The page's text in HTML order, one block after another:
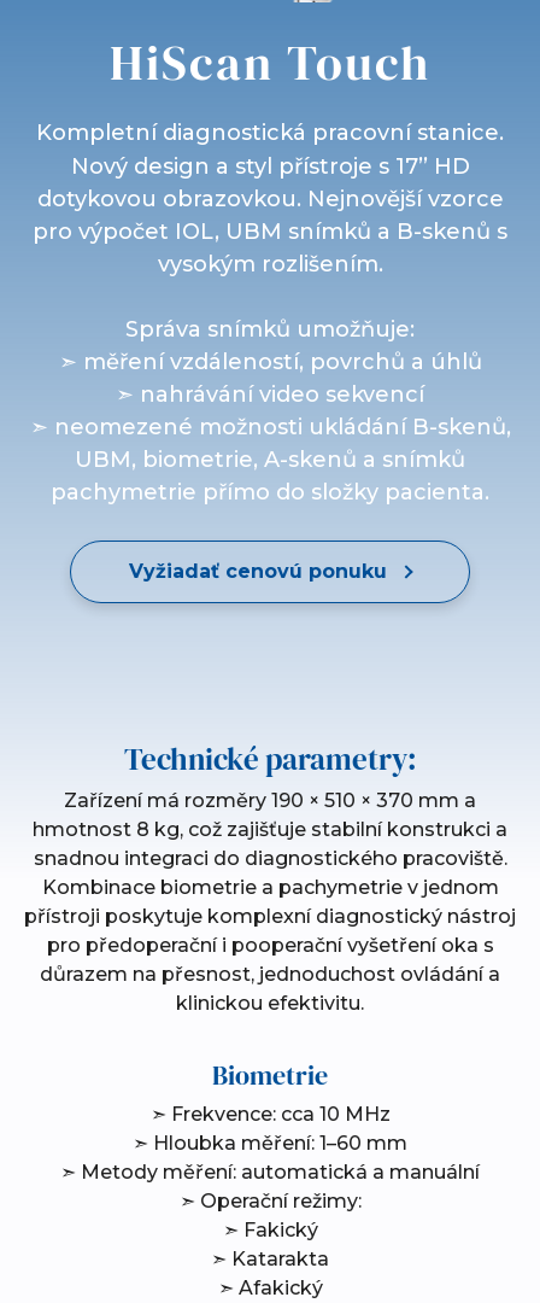
HiScan Touch
Kompletní diagnostická pracovní stanice.
Nový design a styl přístroje s 17’’ HD
dotykovou obrazovkou. Nejnovější vzorce
pro výpočet IOL, UBM snímků a B-skenů s
vysokým rozlišením.
Správa snímků umožňuje:
➣ měření vzdáleností, povrchů a úhlů
➣ nahrávání video sekvencí
➣ neomezené možnosti ukládání B-skenů,
UBM, biometrie, A-skenů a snímků
pachymetrie přímo do složky pacienta.
Vyžiadať cenovú ponuku
Technické parametry:
Zařízení má rozměry 190 × 510 × 370 mm a
hmotnost 8 kg, což zajišťuje stabilní konstrukci a
snadnou integraci do diagnostického pracoviště.
Kombinace biometrie a pachymetrie v jednom
přístroji poskytuje komplexní diagnostický nástroj
pro předoperační i pooperační vyšetření oka s
důrazem na přesnost, jednoduchost ovládání a
klinickou efektivitu.
Biometrie
➣ Frekvence: cca 10 MHz
➣ Hloubka měření: 1–60 mm
➣ Metody měření: automatická a manuální
➣ Operační režimy:
➣ Fakický
➣ Katarakta
➣ Afakický